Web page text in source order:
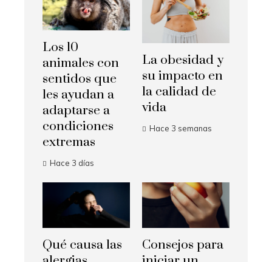
Los 10
animales con
sentidos que
les ayudan a
adaptarse a
condiciones
extremas
Hace 3 días
La obesidad y
su impacto en
la calidad de
vida
Hace 3 semanas
Qué causa las
Consejos para